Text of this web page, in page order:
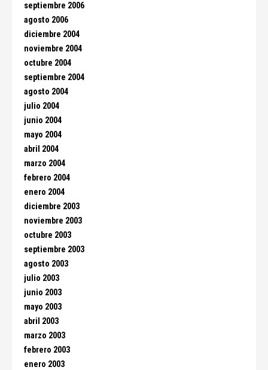
septiembre 2006
agosto 2006
diciembre 2004
noviembre 2004
octubre 2004
septiembre 2004
agosto 2004
julio 2004
junio 2004
mayo 2004
abril 2004
marzo 2004
febrero 2004
enero 2004
diciembre 2003
noviembre 2003
octubre 2003
septiembre 2003
agosto 2003
julio 2003
junio 2003
mayo 2003
abril 2003
marzo 2003
febrero 2003
enero 2003